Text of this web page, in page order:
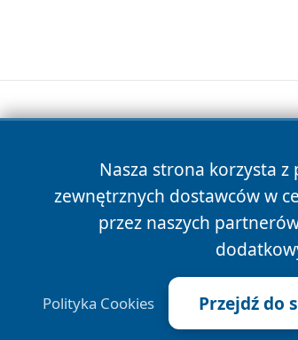
Nasza strona korzysta
zewnętrznych dostawców w
przez naszych
Polityka Cookies Przejdź do